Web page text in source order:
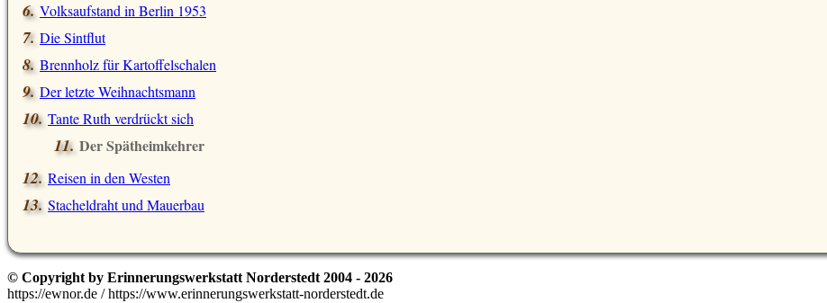
Volksaufstand in Berlin 1953
Die Sintflut
Brennholz für Kartoffelschalen
Der letzte Weihnachtsmann
Tante Ruth verdrückt sich
Der Spätheimkehrer
Reisen in den Westen
Stacheldraht und Mauerbau
© Copyright by Erinnerungswerkstatt Norderstedt 2004 - 2026
https://ewnor.de / https://www.erinnerungswerkstatt-norderstedt.de